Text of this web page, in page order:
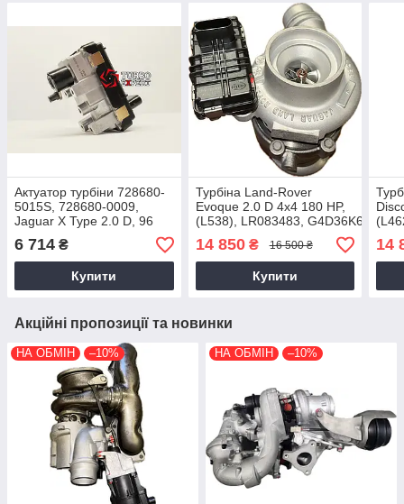
Актуатор турбіни 728680-
5015S, 728680-0009,
Jaguar X Type 2.0 D, 96
Kw, Puma, 4S7Q6K682EE,
1415651, 2003+
6 714 ₴
Купити
Турбіна Land-Rover
Evoque 2.0 D 4x4 180 HP,
(L538), LR083483, G4D36K682AF,
01940, 49335-0950
14 850₴ 16 500 ₴
Купити
14
Акційні пропозиції та новинки
НА ОБМІН –10% НА ОБМІН –10%